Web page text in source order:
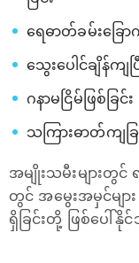
ရေဓာတ်ခမ်းခြော
သွေးပေါင်ချိန်ကျပ
ဂနာမငြိမ်ဖြစ်ခြင်း
သကြားဓာတ်ကျခ
အမျိုးသမီးများတွင်
တွင် အမွေးအမှင်မျာ
ရှိခြင်းတို့ ဖြစ်ပေါ်နို